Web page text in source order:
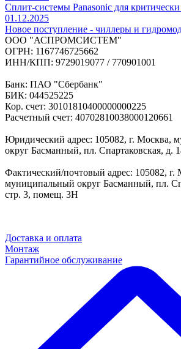
Сплит-системы Panasonic для
01.12.2025
Новое поступление - чиллеры и
ООО "АСПРОМСИСТЕМ"
ОГРН: 1167746725662
ИНН/КПП: 9729019077 / 770901001
Банк: ПАО "Сбербанк"
БИК: 044525225
Кор. счет: 30101810400000000225
Расчетный счет: 40702810038000120661
Юридический адрес: 105082, г. Москва,
округ Басманный, пл. Спартаковская, д.
Фактический/почтовый адрес: 105082, г.
муниципальный округ Басманный, пл.
стр. 3, помещ. 3Н
Доставка и оплата
Монтаж
Гарантийное обслуживание